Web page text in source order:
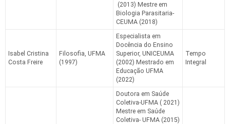
(2013) Mestre em
Biologia Parasitaria-
CEUMA (2018)
Isabel Cristina
Costa Freire
Filosofia, UFMA
(1997)
Especialista em
Docência do Ensino
Superior, UNICEUMA
(2002) Mestrado em
Educação UFMA
(2022)
Tempo
Integral
Doutora em Saúde
Coletiva-UFMA ( 2021)
Mestre em Saúde
Coletiva- UFMA (2015)